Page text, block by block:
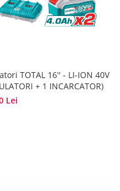
TOTAL 16'' - LI-ION 40V
+ 1 INCARCATOR)
Lei